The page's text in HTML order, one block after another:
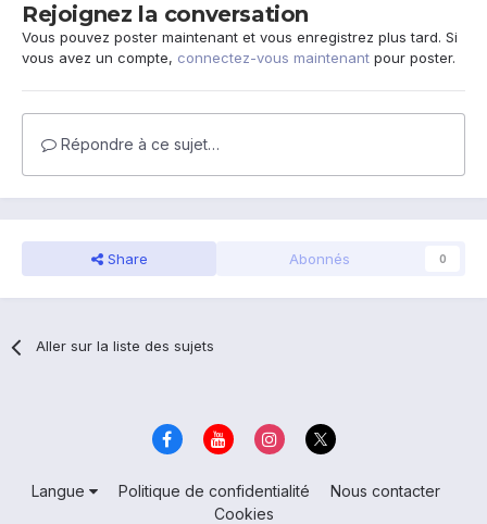
Rejoignez la conversation
Vous pouvez poster maintenant et vous enregistrez plus tard. Si
vous avez un compte, connectez-vous maintenant pour poster.
Répondre à ce sujet…
Share Abonnés 0
Aller sur la liste des sujets
Langue Politique de confidentialité
Nous contacter
Cookies